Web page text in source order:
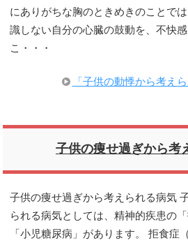
にありがちな胸のときめきのことで
識しない自分の心臓の鼓動を、不快
こ・・・
「子供の動悸から考え
子供の痩せ過ぎから考
子供の痩せ過ぎから考えられる病気
られる病気としては、精神的疾患の
「小児糖尿病」があります。 拒食